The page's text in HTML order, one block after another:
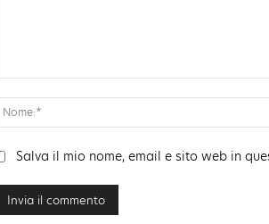
Salva il mio nome, email e sito web in